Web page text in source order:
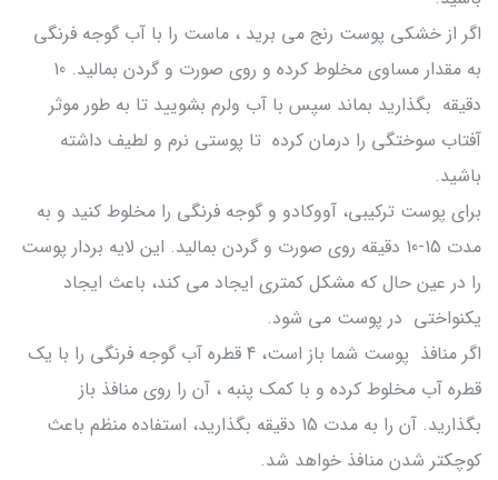
اگر از خشکی پوست رنج می برید ، ماست را با آب گوجه فرنگی
به مقدار مساوی مخلوط کرده و روی صورت و گردن بمالید. 10
دقیقه بگذارید بماند سپس با آب ولرم بشویید تا به طور موثر
آفتاب سوختگی را درمان کرده تا پوستی نرم و لطیف داشته
باشید.
برای پوست ترکیبی، آووکادو و گوجه فرنگی را مخلوط کنید و به
مدت 15-10 دقیقه روی صورت و گردن بمالید. این لایه بردار پوست
را در عین حال که مشکل کمتری ایجاد می کند، باعث ایجاد
یکنواختی در پوست می شود.
اگر منافذ پوست شما باز است، 4 قطره آب گوجه فرنگی را با یک
قطره آب مخلوط کرده و با کمک پنبه ، آن را روی منافذ باز
بگذارید. آن را به مدت 15 دقیقه بگذارید، استفاده منظم باعث
کوچکتر شدن منافذ خواهد شد.